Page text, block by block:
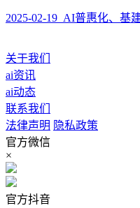
2025-02-19 AI普惠化、基
关于我们
ai资讯
ai动态
联系我们
法律声明 隐私政策
官方微信
×
官方抖音